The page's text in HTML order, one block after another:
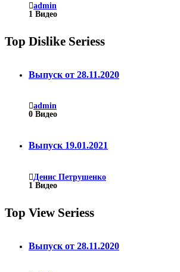
admin
1 Видео
Top Dislike Seriess
Выпуск от 28.11.2020
admin
0 Видео
Выпуск 19.01.2021
Денис Петрушенко
1 Видео
Top View Seriess
Выпуск от 28.11.2020